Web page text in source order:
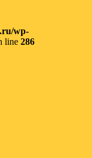
wp-
line 286